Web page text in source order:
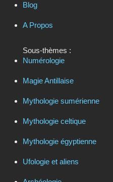
Blog
A Propos
Sous-thèmes :
Numérologie
Magie Antillaise
Mythologie sumérienne
Mythologie celtique
Mythologie égyptienne
Ufologie et aliens